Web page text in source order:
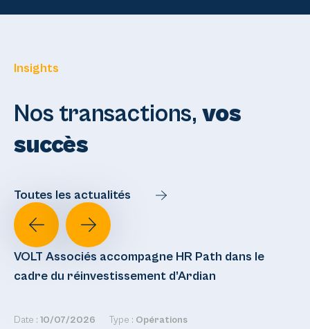
Insights
Nos transactions, vos
succès
Toutes les actualités
VOLT Associés accompagne HR Path dans le
cadre du réinvestissement d’Ardian
Date : 10/07/2026 Type : Opérations